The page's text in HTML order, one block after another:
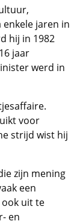
enkele jaren in
hij in 1982
jaar
werd in
voor
strijd wist hij
zijn mening
een
uit te
en